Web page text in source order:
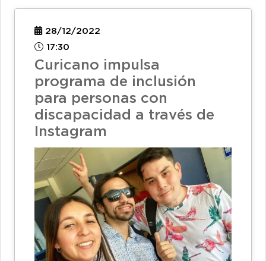
28/12/2022
17:30
Curicano impulsa
programa de inclusión
para personas con
discapacidad a través de
Instagram